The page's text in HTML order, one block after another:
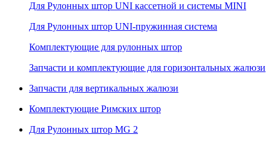
Для Рулонных штор UNI кассетной и системы MINI
Для Рулонных штор UNI-пружинная система
Комплектующие для рулонных штор
Запчасти и комплектующие для горизонтальных жалюзи
Запчасти для вертикальных жалюзи
Комплектующие Римских штор
Для Рулонных штор MG 2